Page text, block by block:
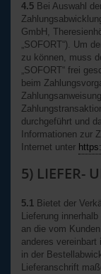
4.5 Bei Auswahl
GmbH,
„SOFORT“). Um
zu können, muss
„SOFORT“ frei
beim
durchgeführt und
Informationen zur
Internet unter
5) LIEFER-
5.1 Bietet der
Lieferung
an die vom
anderes
in der
Lieferanschrift